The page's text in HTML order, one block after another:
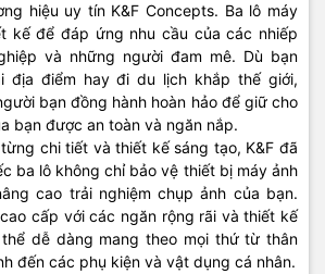
hiệu uy tín K&F Concepts. Ba lô máy
kế để đáp ứng nhu cầu của các nhiếp
và những người đam mê. Dù bạn
địa điểm hay đi du lịch khắp thế giới,
bạn đồng hành hoàn hảo để giữ cho
bạn được an toàn và ngăn nắp.
chi tiết và thiết kế sáng tạo, K&F đã
ba lô không chỉ bảo vệ thiết bị máy ảnh
cao trải nghiệm chụp ảnh của bạn.
cao cấp với các ngăn rộng rãi và thiết kế
dễ dàng mang theo mọi thứ từ thân
đến các phụ kiện và vật dụng cá nhân.